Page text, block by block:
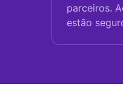
parceiros.
estão